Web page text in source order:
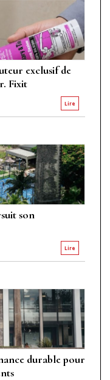
exclusif de
Fixit
Lire
son
Lire
durable pour